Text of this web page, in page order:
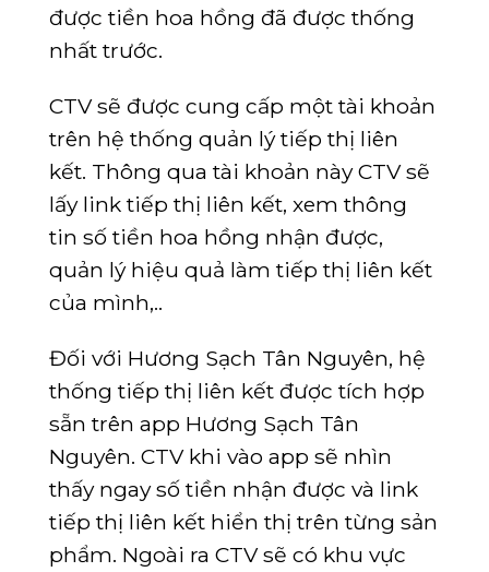
được tiền hoa hồng đã được thống
nhất trước.
CTV sẽ được cung cấp một tài khoản
trên hệ thống quản lý tiếp thị liên
kết. Thông qua tài khoản này CTV sẽ
lấy link tiếp thị liên kết, xem thông
tin số tiền hoa hồng nhận được,
quản lý hiệu quả làm tiếp thị liên kết
của mình,..
Đối với Hương Sạch Tân Nguyên, hệ
thống tiếp thị liên kết được tích hợp
sẵn trên app Hương Sạch Tân
Nguyên. CTV khi vào app sẽ nhìn
thấy ngay số tiền nhận được và link
tiếp thị liên kết hiển thị trên từng sản
phẩm. Ngoài ra CTV sẽ có khu vực